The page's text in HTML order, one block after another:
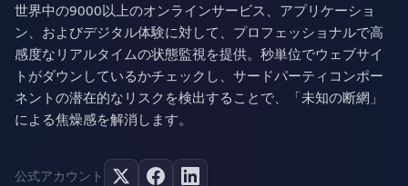
世界中の9000以上のオンラインサービス、アプリケーショ
ン、およびデジタル体験に対して、プロフェッショナルで高
感度なリアルタイムの状態監視を提供。秒単位でウェブサイ
トがダウンしているかチェックし、サードパーティコンポー
ネントの潜在的なリスクを検出することで、「未知の断網」
による焦燥感を解消します。
公式アカウント